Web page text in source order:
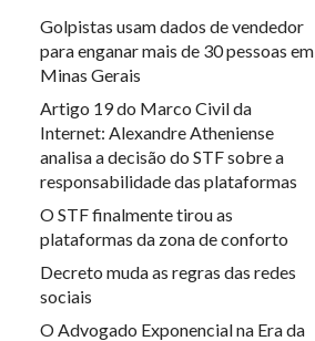
Golpistas usam dados de vendedor
para enganar mais de 30 pessoas em
Minas Gerais
Artigo 19 do Marco Civil da
Internet: Alexandre Atheniense
analisa a decisão do STF sobre a
responsabilidade das plataformas
O STF finalmente tirou as
plataformas da zona de conforto
Decreto muda as regras das redes
sociais
O Advogado Exponencial na Era da